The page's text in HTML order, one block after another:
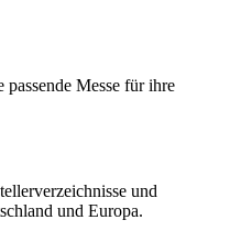
passende Messe für ihre
und
und Europa.